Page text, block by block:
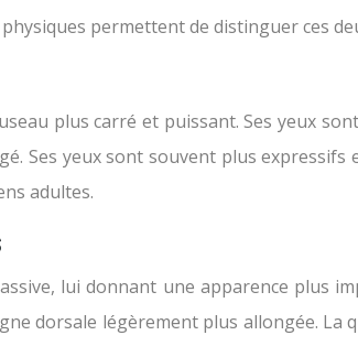
permettent de distinguer ces
plus carré et puissant. Ses yeux
Ses yeux sont souvent plus
adultes.
lui donnant une apparence plus
dorsale légèrement plus allongée. La